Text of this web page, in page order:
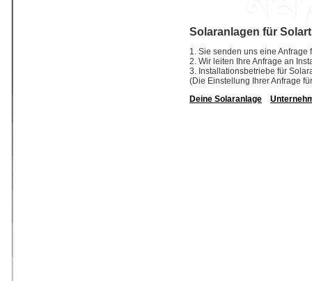
Solaranlagen für
1. Sie senden uns eine
2. Wir leiten Ihre Anfrage an
3. Installationsbetriebe für
(Die Einstellung Ihrer Anfrage
Deine Solaranlage